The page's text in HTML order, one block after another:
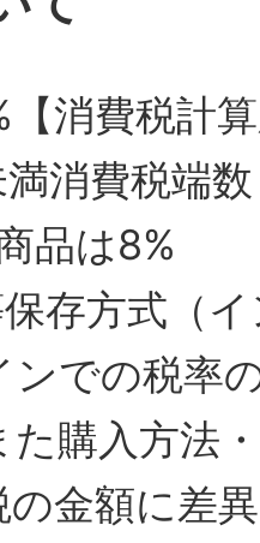
消費税計
消費税端
品は8%
存方式（
ンでの税率
購入方法
金額に差